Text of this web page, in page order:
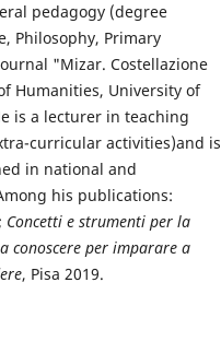
pedagogy (degree
Philosophy, Primary
"Mizar. Costellazione
Humanities, University of
is a lecturer in teaching
curricular activities)and is
in national and
his publications:
Concetti e strumenti per la
conoscere per imparare a
, Pisa 2019.